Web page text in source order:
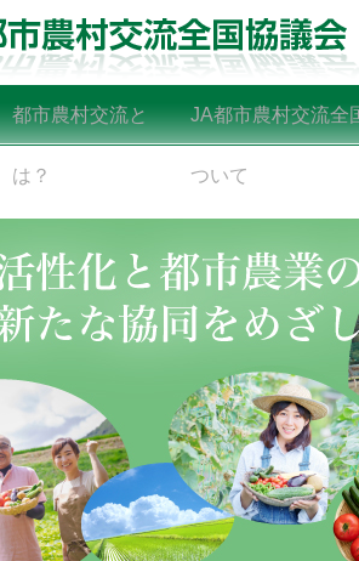
都市農村交流と
は？
JA都市農村交流全
ついて